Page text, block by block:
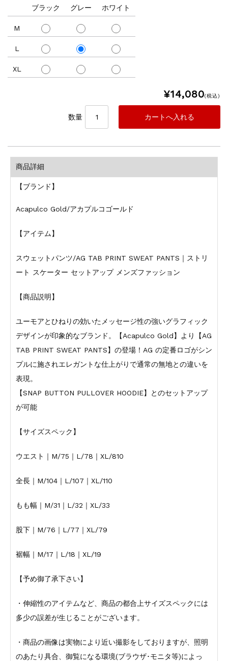
M
L
XL
ブラック グレー ホワイト
¥14,080(税込)
数量
商品詳細
【ブランド】
Acapulco Gold/アカプルコゴールド
【アイテム】
スウェットパンツ/AG TAB PRINT SWEAT PANTS｜ストリ
ート スケーター セットアップ メンズファッション
【商品説明】
ユーモアとひねりの効いたメッセージ性の強いグラフィック
デザインが印象的なブランド。【Acapulco Gold】より【AG
TAB PRINT SWEAT PANTS】の登場！AG の定番ロゴがシン
プルに施されエレガントな仕上がりで通常の無地との違いを
表現。
【SNAP BUTTON PULLOVER HOODIE】とのセットアップ
が可能
【サイズスペック】
ウエスト｜M/75｜L/78｜XL/810
全長｜M/104｜L/107｜XL/110
もも幅｜M/31｜L/32｜XL/33
股下｜M/76｜L/77｜XL/79
裾幅｜M/17｜L/18｜XL/19
【予め御了承下さい】
・伸縮性のアイテムなど、商品の都合上サイズスペックには
多少の誤差が生じることがございます。
・商品の画像は実物により近い撮影をしておりますが、照明
のあたり具合、御覧になる環境(ブラウザ･モニタ等)によっ